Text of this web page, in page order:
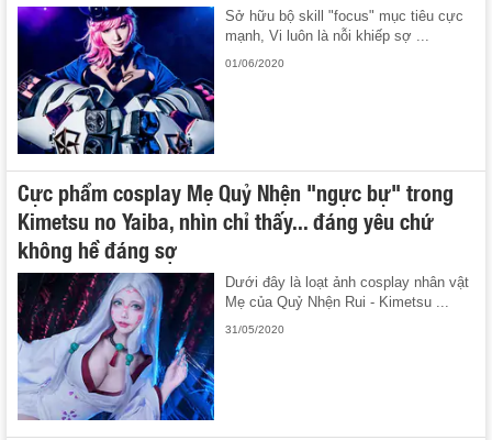
Sở hữu bộ skill "focus" mục tiêu cực
mạnh, Vi luôn là nỗi khiếp sợ ...
01/06/2020
Cực phẩm cosplay Mẹ Quỷ Nhện "ngực bự" trong
Kimetsu no Yaiba, nhìn chỉ thấy... đáng yêu chứ
không hề đáng sợ
Dưới đây là loạt ảnh cosplay nhân vật
Mẹ của Quỷ Nhện Rui - Kimetsu ...
31/05/2020